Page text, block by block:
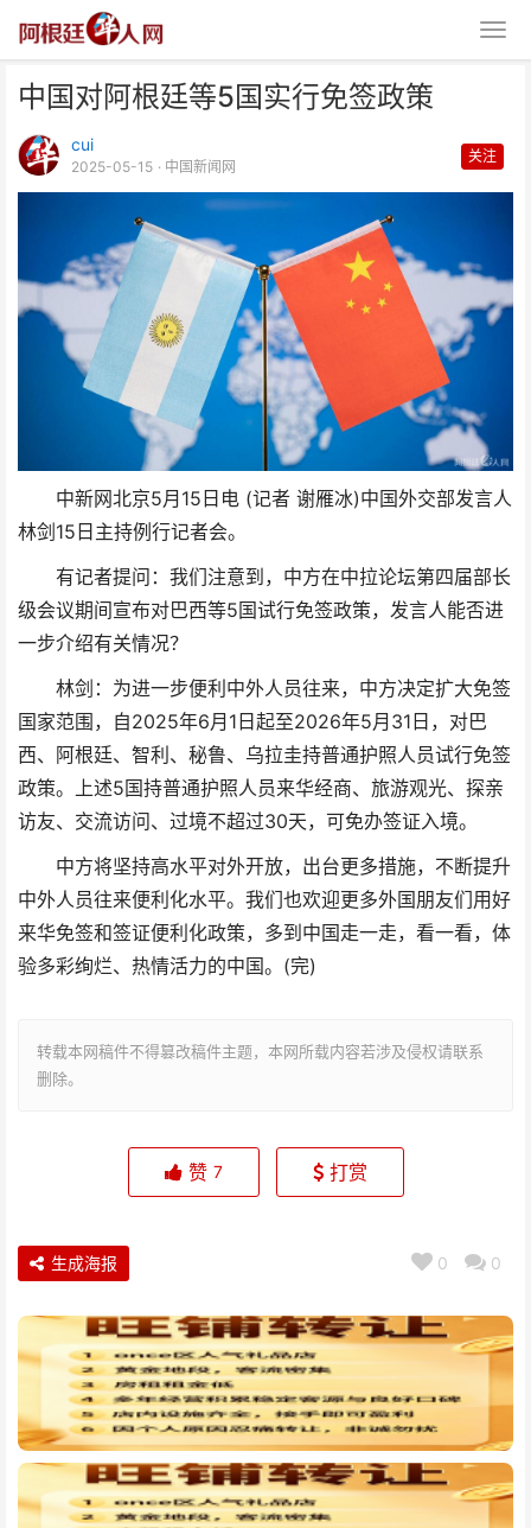
中国对阿根廷等5国实行免签政策
cui
2025-05-15 · 中国新闻网
关注
中新网北京5月15日电 (记者 谢雁冰)中国外交部发言人
林剑15日主持例行记者会。
有记者提问：我们注意到，中方在中拉论坛第四届部长
级会议期间宣布对巴西等5国试行免签政策，发言人能否进
一步介绍有关情况？
林剑：为进一步便利中外人员往来，中方决定扩大免签
国家范围，自2025年6月1日起至2026年5月31日，对巴
西、阿根廷、智利、秘鲁、乌拉圭持普通护照人员试行免签
政策。上述5国持普通护照人员来华经商、旅游观光、探亲
访友、交流访问、过境不超过30天，可免办签证入境。
中方将坚持高水平对外开放，出台更多措施，不断提升
中外人员往来便利化水平。我们也欢迎更多外国朋友们用好
来华免签和签证便利化政策，多到中国走一走，看一看，体
验多彩绚烂、热情活力的中国。(完)
转载本网稿件不得篡改稿件主题，本网所载内容若涉及侵权请联系
删除。
中国对阿根廷等5国实行免签政策
赞 7 打赏
0 0
生成海报